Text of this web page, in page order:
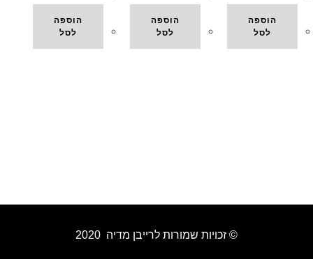
הוספה
לסל
הוספה
לסל
הוספה
לסל
© זכויות שמורות לרייבן מדיה 2020